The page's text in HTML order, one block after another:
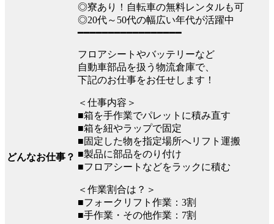
どんなお仕事？
◎寮あり！自転車の無料レンタルも可
◎20代～50代の幅広い年代が活躍中
━━━━━━━━━━━━━━━━━
フロアシートやバッテリーなど
自動車部品を扱う物流倉庫で、
下記のお仕事をお任せします！
＜仕事内容＞
■箱を手作業でパレットに積み直す
■箱を紐やラップで固定
■固定した物を指定場所へリフト運搬
■製品に部品をのり付け
■フロアシートなどをラックに積む
＜作業割合は？＞
■フォークリフト作業：3割
■手作業・その他作業：7割